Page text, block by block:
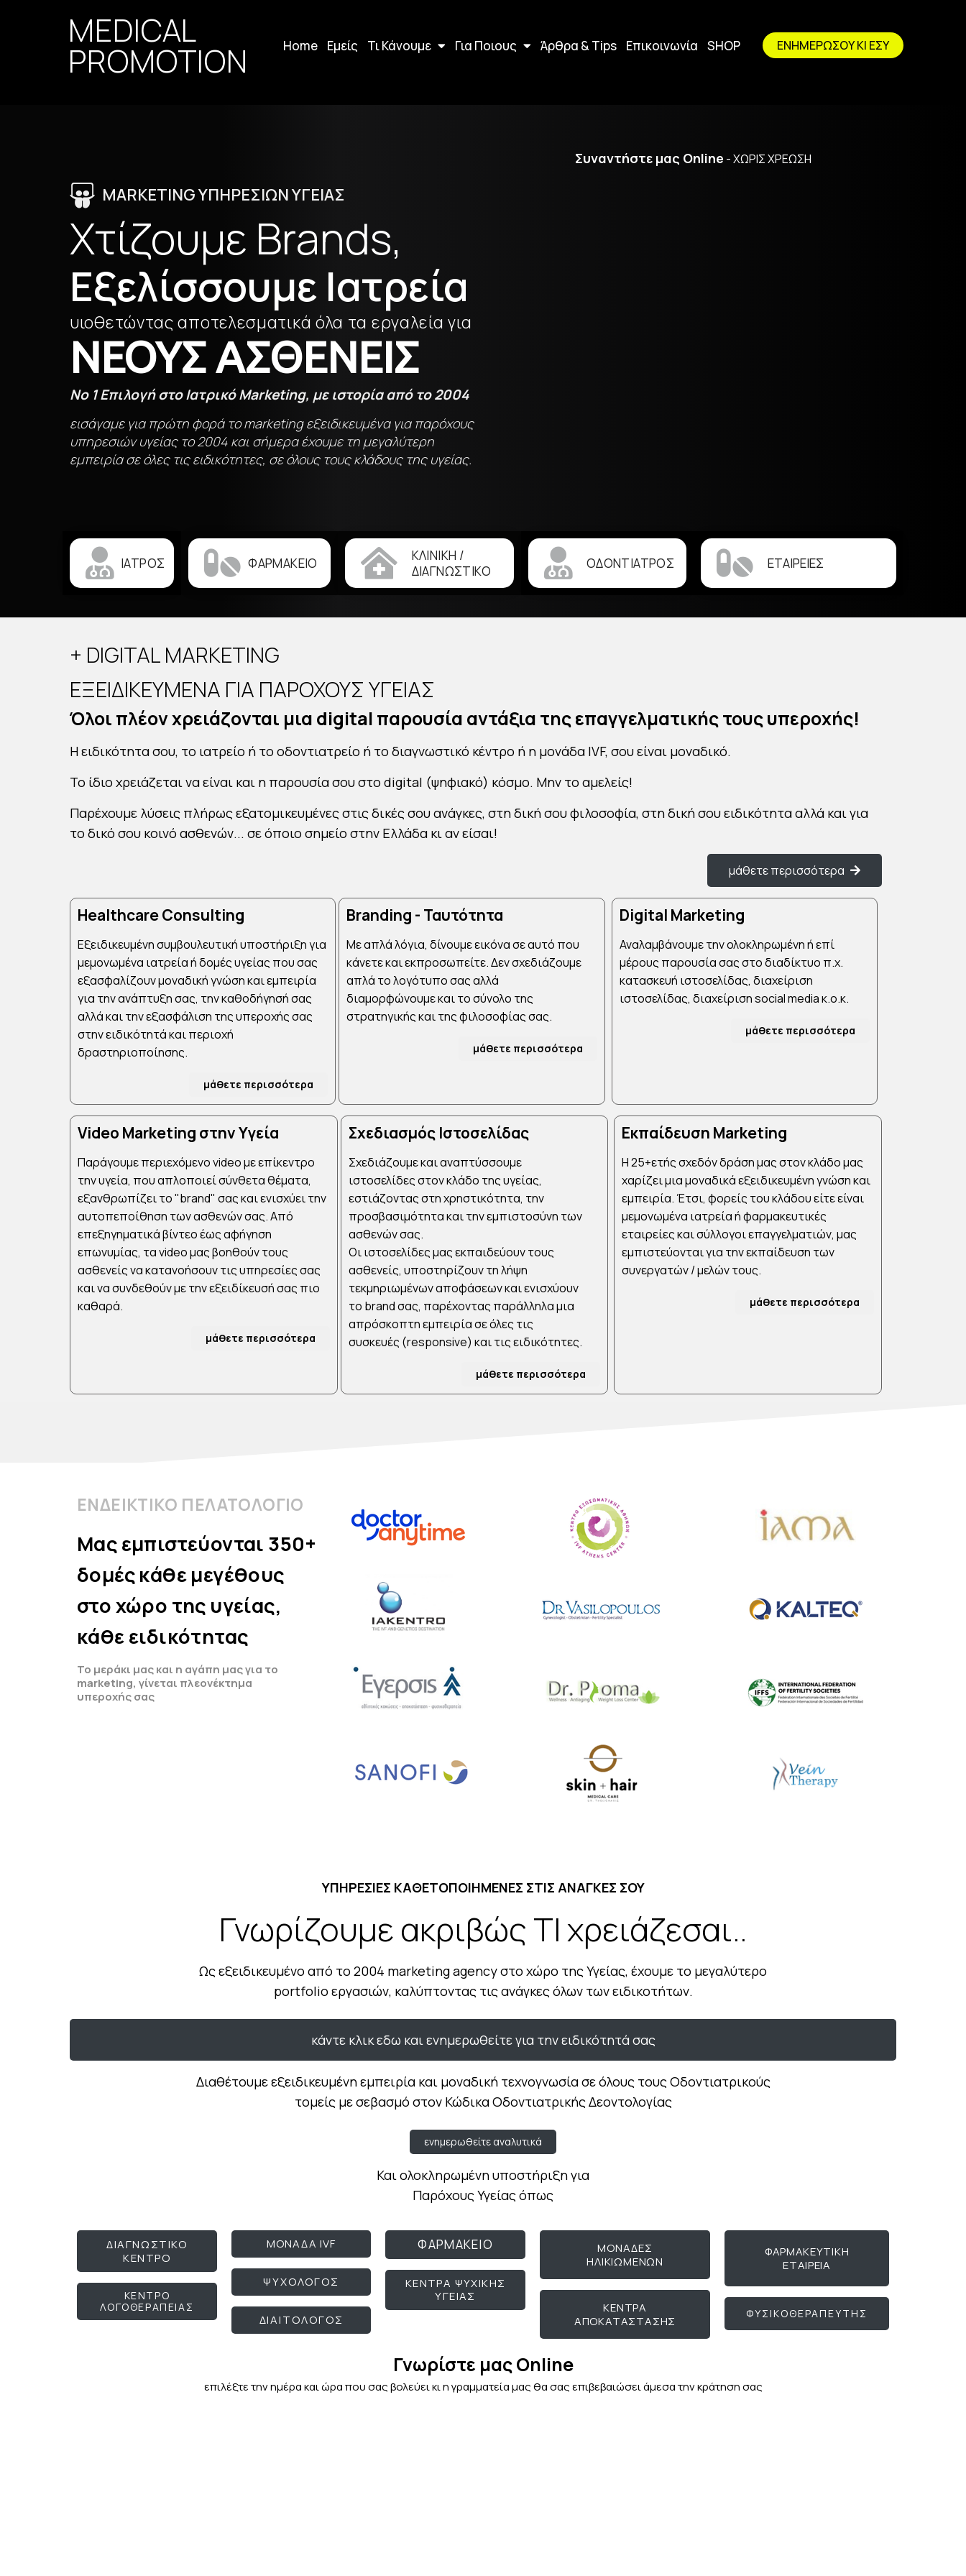
MEDICAL
PROMOTION Home Εμείς Τι Κάνουμε Για Ποιους Άρθρα & Tips Επικοινωνία SHOP ΕΝΗΜΕΡΩΣΟΥ ΚΙ ΕΣΥ
MARKETING ΥΠΗΡΕΣΙΩΝ ΥΓΕΙΑΣ
Χτίζουμε Brands,
Εξελίσσουμε Ιατρεία
υιοθετώνταςαποτελεσματικά όλα τα εργαλεία για
ΝΕΟΥΣ ΑΣΘΕΝΕΙΣ
No 1 Επιλογή στο Ιατρικό Marketing, με ιστορία από το 2004
εισάγαμε για πρώτη φορά το marketing εξειδικευμένα για παρόχους
υπηρεσιών υγείας το 2004 και σήμερα έχουμε τη μεγαλύτερη
εμπειρίασε όλες τις ειδικότητες, σε όλους τους κλάδους της υγείας.
Συναντήστε μας Online - ΧΩΡΙΣ ΧΡΕΩΣΗ
ΙΑΤΡΟΣ ΦΑΡΜΑΚΕΙΟ
ΚΛΙΝΙΚΗ /
ΔΙΑΓΝΩΣΤΙΚΟ
ΟΔΟΝΤΙΑΤΡΟΣ ΕΤΑΙΡΕΙΕΣ
+ DIGITAL MARKETING
ΕΞΕΙΔΙΚΕΥΜΕΝΑ ΓΙΑ ΠΑΡΟΧΟΥΣ ΥΓΕΙΑΣ
Όλοι πλέον χρειάζονται μια digital παρουσία αντάξια της επαγγελματικής τους υπεροχής!
Η ειδικότητα σου, το ιατρείο ή το οδοντιατρείο ή το διαγνωστικό κέντρο ή η μονάδα IVF, σου είναι μοναδικό.
Το ίδιο χρειάζεται να είναι και η παρουσία σου στο digital (ψηφιακό) κόσμο. Μην το αμελείς!
Παρέχουμε λύσεις πλήρωςεξατομικευμένεςστις δικές σου ανάγκες, στη δική σου φιλοσοφία, στη δική σου ειδικότητα αλλά και για
το δικό σου κοινό ασθενών... σε όποιο σημείο στην Ελλάδα κι αν είσαι!
μάθετε περισσότερα
Healthcare Consulting
Εξειδικευμένη συμβουλευτική υποστήριξη για
μεμονωμένα ιατρεία ή δομές υγείας που σας
εξασφαλίζουν μοναδική γνώση και εμπειρία
για την ανάπτυξη σας, την καθοδήγησή σας
αλλά και την εξασφάλιση της υπεροχής σας
στην ειδικότητά και περιοχή
δραστηριοποίησης.
μάθετε περισσότερα
Branding - Ταυτότητα
Με απλά λόγια, δίνουμε εικόνα σε αυτό που
κάνετε και εκπροσωπείτε. Δεν σχεδιάζουμε
απλά το λογότυπο σας αλλά
διαμορφώνουμε και το σύνολο της
στρατηγικής και της φιλοσοφίας σας.
μάθετε περισσότερα
Digital Marketing
Αναλαμβάνουμε την ολοκληρωμένη ή επί
μέρους παρουσία σας στο διαδίκτυο π.χ.
κατασκευή ιστοσελίδας, διαχείριση
ιστοσελίδας, διαχείριση social media κ.ο.κ.
μάθετε περισσότερα
Video Marketing στην Υγεία
Παράγουμε περιεχόμενο video με επίκεντρο
την υγεία, που απλοποιεί σύνθετα θέματα,
εξανθρωπίζει το "brand" σας και ενισχύει την
αυτοπεποίθηση των ασθενών σας. Από
επεξηγηματικά βίντεο έως αφήγηση
επωνυμίας, τα video μας βοηθούν τους
ασθενείς να κατανοήσουν τις υπηρεσίες σας
και να συνδεθούν με την εξειδίκευσή σας πιο
καθαρά.
μάθετε περισσότερα
Σχεδιασμός Ιστοσελίδας
Σχεδιάζουμε και αναπτύσσουμε
ιστοσελίδες στον κλάδο της υγείας,
εστιάζοντας στη χρηστικότητα, την
προσβασιμότητα και την εμπιστοσύνη των
ασθενών σας.
Οι ιστοσελίδες μας εκπαιδεύουν τους
ασθενείς, υποστηρίζουν τη λήψη
τεκμηριωμένων αποφάσεων και ενισχύουν
τo brand σας, παρέχοντας παράλληλα μια
απρόσκοπτη εμπειρία σε όλες τις
συσκευές (responsive) και τις ειδικότητες.
μάθετε περισσότερα
Εκπαίδευση Marketing
Η 25+ετής σχεδόν δράση μας στον κλάδο μας
χαρίζει μια μοναδικά εξειδικευμένη γνώση και
εμπειρία. Έτσι, φορείς του κλάδου είτε είναι
μεμονωμένα ιατρεία ή φαρμακευτικές
εταιρείες και σύλλογοι επαγγελματιών, μας
εμπιστεύονται για την εκπαίδευση των
συνεργατών / μελών τους.
μάθετε περισσότερα
ΕΝΔΕΙΚΤΙΚΟ ΠΕΛΑΤΟΛΟΓΙΟ
Μας εμπιστεύονται 350+
δομές κάθε μεγέθους
στο χώρο της υγείας,
κάθε ειδικότητας
Το μεράκι μας και η αγάπη μας για το
marketing, γίνεται πλεονέκτημα
υπεροχής σας
ΥΠΗΡΕΣΙΕΣ ΚΑΘΕΤΟΠΟΙΗΜΕΝΕΣ ΣΤΙΣ ΑΝΑΓΚΕΣ ΣΟΥ
Γνωρίζουμε ακριβώςΤΙχρειάζεσαι..
Ως εξειδικευμένο από το 2004 marketing agency στο χώρο της Υγείας, έχουμε το μεγαλύτερο
portfolio εργασιών, καλύπτοντας τις ανάγκες όλων των ειδικοτήτων.
κάντε κλικ εδω και ενημερωθείτε για την ειδικότητά σας
Διαθέτουμε εξειδικευμένη εμπειρία και μοναδική τεχνογνωσία σε όλους τους Οδοντιατρικούς
τομείς με σεβασμό στον Κώδικα Οδοντιατρικής Δεοντολογίας
ενημερωθείτε αναλυτικά
Και ολοκληρωμένη υποστήριξη για
Παρόχους Υγείας όπως
ΔΙΑΓΝΩΣΤΙΚΟ
ΚΕΝΤΡΟ
ΚΕΝΤΡΟ
ΛΟΓΟΘΕΡΑΠΕΙΑΣ
ΜΟΝΑΔΑ IVF
ΨΥΧΟΛΟΓΟΣ
ΔΙΑΙΤΟΛΟΓΟΣ
ΦΑΡΜΑΚΕΙΟ
ΚΕΝΤΡΑ ΨΥΧΙΚΗΣ
ΥΓΕΙΑΣ
ΜΟΝΑΔΕΣ
ΗΛΙΚΙΩΜΕΝΩΝ
ΚΕΝΤΡΑ
ΑΠΟΚΑΤΑΣΤΑΣΗΣ
ΦΑΡΜΑΚΕΥΤΙΚΗ
ΕΤΑΙΡΕΙΑ
ΦΥΣΙΚΟΘΕΡΑΠΕΥΤΗΣ
Γνωρίστε μας Οnline
επιλέξτε την ημέρα και ώρα που σας βολεύει κι η γραμματεία μας θα σας επιβεβαιώσει άμεσα την κράτηση σας